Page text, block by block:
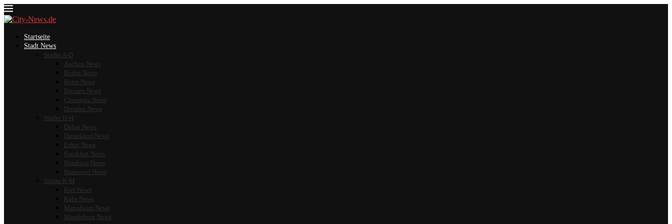
Startseite
Stadt News
Städte A-D
Aachen News
Berlin News
Bonn News
Bremen News
Chemnitz News
Dresden News
Städte D-H
Dubai News
Düsseldorf News
Erfurt News
Frankfurt News
Hamburg News
Hannover News
Städte K-M
Kiel News
Köln News
Mannheim News
Magdeburg News